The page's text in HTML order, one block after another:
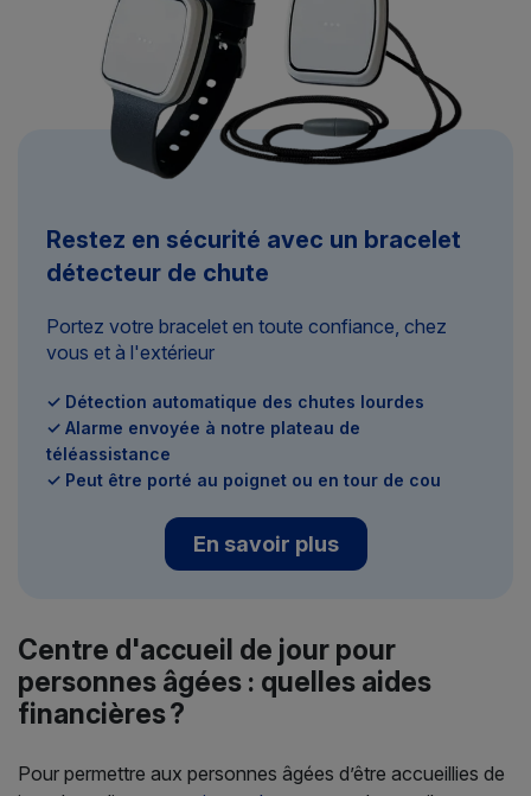
Restez en sécurité avec un bracelet
détecteur de chute
Portez votre bracelet en toute confiance, chez
vous et à l'extérieur
✓ Détection automatique des chutes lourdes
✓ Alarme envoyée à notre plateau de
téléassistance
✓ Peut être porté au poignet ou en tour de cou
En savoir plus
Centre d'accueil de jour pour
personnes âgées : quelles aides
financières ?
Pour permettre aux personnes âgées d’être accueillies de